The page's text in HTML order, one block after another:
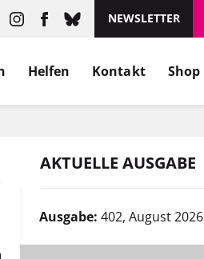
NEWSLETTER
Helfen Kontakt Shop
AKTUELLE AUSGABE
Ausgabe: 402, August 2026